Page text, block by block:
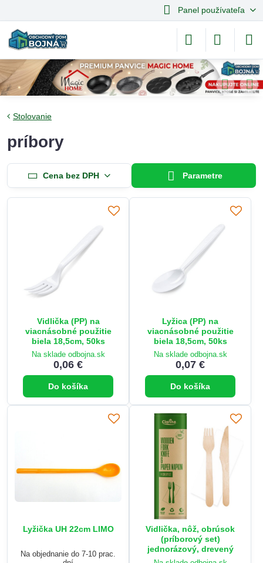
Panel používateľa
Stolovanie
príbory
Cena bez DPH Parametre
Vidlička (PP) na
viacnásobné použitie
biela 18,5cm, 50ks
Na sklade odbojna.sk
0,06 €
Do košíka
Lyžica (PP) na
viacnásobné použitie
biela 18,5cm, 50ks
Na sklade odbojna.sk
0,07 €
Do košíka
Lyžička UH 22cm LIMO
Na objednanie do 7-10 prac.
Vidlička, nôž, obrúsok
(príborový set)
jednorázový, drevený